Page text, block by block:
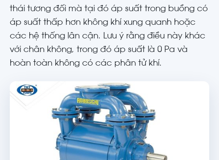
thái tương đối mà tại đó áp suất trong buồng có
áp suất thấp hơn không khí xung quanh hoặc
các hệ thống lân cận. Lưu ý rằng điều này khác
với chân không, trong đó áp suất là 0 Pa và
hoàn toàn không có các phân tử khí.